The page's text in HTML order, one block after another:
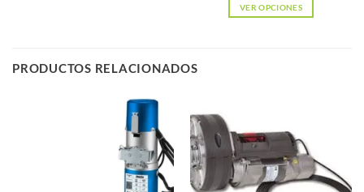
VER OPCIONES
opciones
se
pueden
PRODUCTOS RELACIONADOS